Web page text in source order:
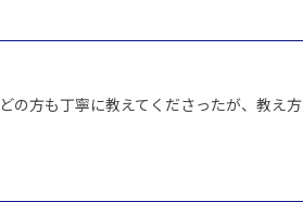
の方も丁寧に教えてくださったが、教え方